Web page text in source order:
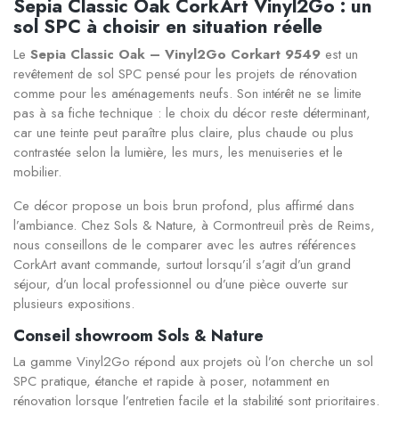
Sepia Classic Oak CorkArt Vinyl2Go : un
sol SPC à choisir en situation réelle
Le Sepia Classic Oak – Vinyl2Go Corkart 9549 est un
revêtement de sol SPC pensé pour les projets de rénovation
comme pour les aménagements neufs. Son intérêt ne se limite
pas à sa fiche technique : le choix du décor reste déterminant,
car une teinte peut paraître plus claire, plus chaude ou plus
contrastée selon la lumière, les murs, les menuiseries et le
mobilier.
Ce décor propose un bois brun profond, plus affirmé dans
l’ambiance. Chez Sols & Nature, à Cormontreuil près de Reims,
nous conseillons de le comparer avec les autres références
CorkArt avant commande, surtout lorsqu’il s’agit d’un grand
séjour, d’un local professionnel ou d’une pièce ouverte sur
plusieurs expositions.
Conseil showroom Sols & Nature
La gamme Vinyl2Go répond aux projets où l’on cherche un sol
SPC pratique, étanche et rapide à poser, notamment en
rénovation lorsque l’entretien facile et la stabilité sont prioritaires.